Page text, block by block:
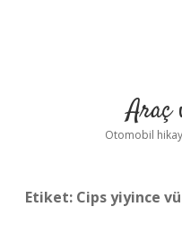
Araç
Otomobil
Etiket: Cips yiyince